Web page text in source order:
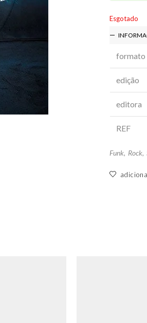
Esgotado
formato
edição
editora
REF
Funk, Rock,